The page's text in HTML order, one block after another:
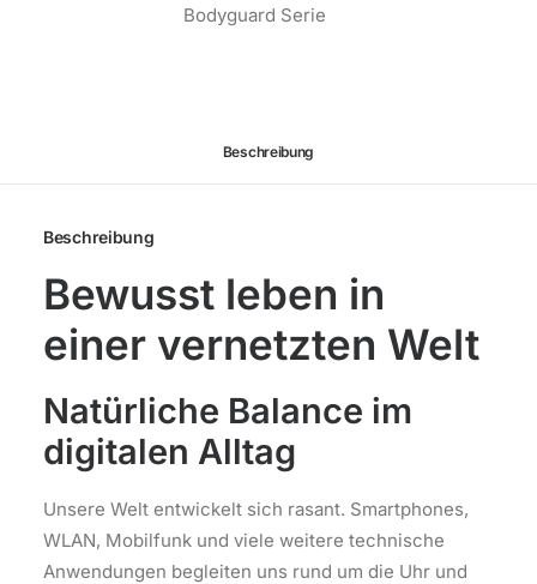
Bodyguard Serie
Beschreibung
Beschreibung
Bewusst leben in
einer vernetzten Welt
Natürliche Balance im
digitalen Alltag
Unsere Welt entwickelt sich rasant. Smartphones,
WLAN, Mobilfunk und viele weitere technische
Anwendungen begleiten uns rund um die Uhr und